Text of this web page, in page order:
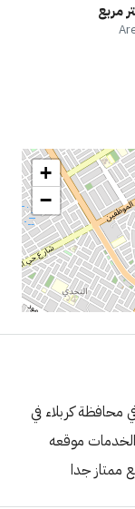
+
−
126 م واجهة 6 م ونزال 12 م في محافظة كربلاء في
موقعه
ممتاز جدا